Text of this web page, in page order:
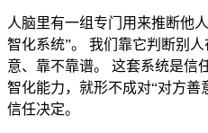
人脑里有一组专门用来推断他
智化系统”。 我们靠它判断别
意、靠不靠谱。 这套系统是
智化能力，就形不成对“对方善
信任决定。